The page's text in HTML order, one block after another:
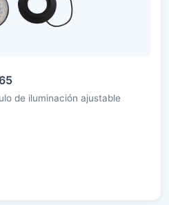
de iluminación ajustable